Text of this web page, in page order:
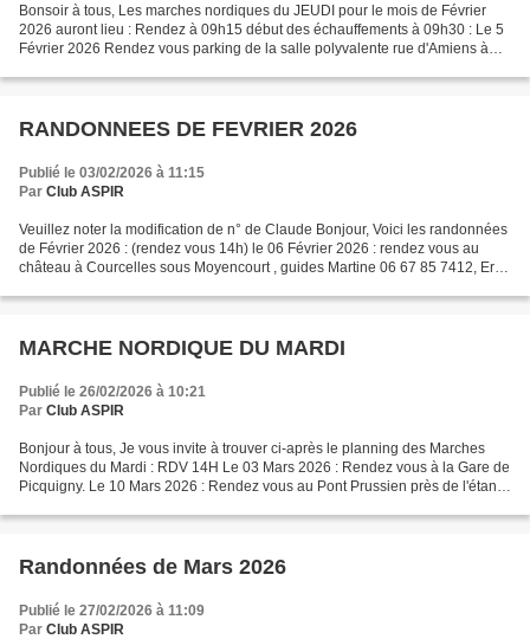
Bonsoir à tous, Les marches nordiques du JEUDI pour le mois de Février
2026 auront lieu : Rendez à 09h15 début des échauffements à 09h30 : Le 5
Février 2026 Rendez vous parking de la salle polyvalente rue d'Amiens à
RANDONNEES DE FEVRIER 2026
Publié le 03/02/2026 à 11:15
Par Club ASPIR
Veuillez noter la modification de n° de Claude Bonjour, Voici les randonnées
de Février 2026 : (rendez vous 14h) le 06 Février 2026 : rendez vous au
château à Courcelles sous Moyencourt , guides Martine 06 67 85 7412, Eric
MARCHE NORDIQUE DU MARDI
Publié le 26/02/2026 à 10:21
Par Club ASPIR
Bonjour à tous, Je vous invite à trouver ci-après le planning des Marches
Nordiques du Mardi : RDV 14H Le 03 Mars 2026 : Rendez vous à la Gare de
Picquigny. Le 10 Mars 2026 : Rendez vous au Pont Prussien près de l'étang
Randonnées de Mars 2026
Publié le 27/02/2026 à 11:09
Par Club ASPIR